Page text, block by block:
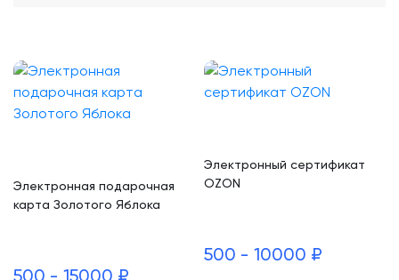
Электронная подарочная
карта Золотого Яблока
500 - 15000 ₽
Электронный сертификат
OZON
500 - 10000 ₽